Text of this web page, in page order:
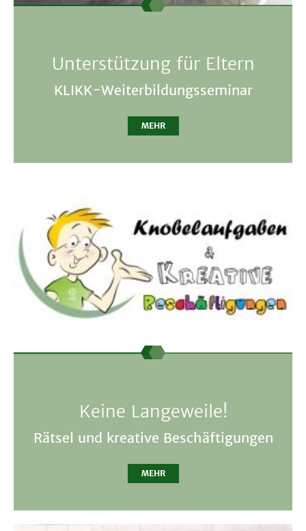
Unterstützung für Eltern
KLIKK-Weiterbildungsseminar
MEHR
Keine Langeweile!
Rätsel und kreative Beschäftigungen
MEHR